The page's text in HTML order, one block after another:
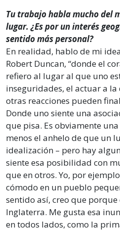
Tu trabajo habla mucho del
lugar. ¿Es por un interés
sentido más personal?
En realidad, hablo de mi
Robert Duncan, “donde el
refiero al lugar al que uno
inseguridades, el actuar a la
otras reacciones pueden
Donde uno siente una
que pisa. Es obviamente
menos el anhelo de que un
idealización – pero hay
siente esa posibilidad con
que en otros. Yo, por
cómodo en un pueblo
sentido así, creo que porque
Inglaterra. Me gusta esa
en todos lados, como la